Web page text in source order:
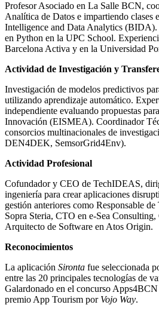
Profesor Asociado en La Salle BCN,
Analítica de Datos e impartiendo clases
Intelligence and Data Analytics
en Python en la UPC School.
Barcelona Activa y en la Universidad
Actividad de Investigación y
Investigación de modelos predictivos
utilizando aprendizaje automático.
independiente evaluando propuestas
Innovación (EISMEA). Coordinador
consorcios multinacionales de
DEN4DEK, SemsorGrid4Env).
Actividad Profesional
Cofundador y CEO de TechIDEAS,
ingeniería para crear aplicaciones
gestión anteriores como Responsable
Sopra Steria, CTO en e-Sea
Arquitecto de Software en Atos Origin.
Reconocimientos
La aplicación Sironta fue seleccionada
entre las 20 principales tecnologías de
Galardonado en el concurso
premio App Tourism por Vojo Way.